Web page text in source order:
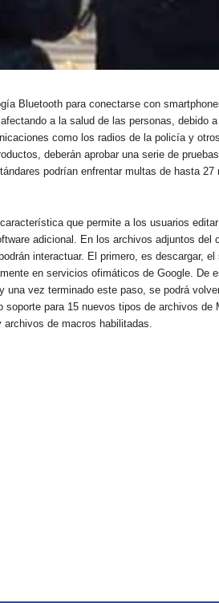
Bluetooth para conectarse con
a la salud de las personas, debido
como los radios de la policía y
deberán aprobar una serie de
podrían enfrentar multas de hasta
que permite a los usuarios
adicional. En los archivos adjuntos del
interactuar. El primero, es descargar, el
en servicios ofimáticos de Google. De
vez terminado este paso, se podrá
para 15 nuevos tipos de archivos
de macros habilitadas.